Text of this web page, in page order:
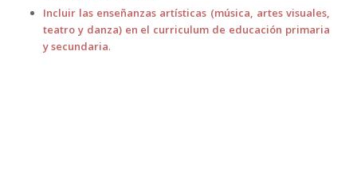
Incluir las enseñanzas artísticas (música, artes visuales,
teatro y danza) en el curriculum de educación primaria
y secundaria.